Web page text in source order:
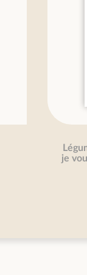
je